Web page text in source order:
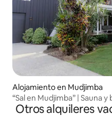
Alojamiento en Mudjimba
“Sal en Mudjimba” | Sauna
playa
Otros alquileres